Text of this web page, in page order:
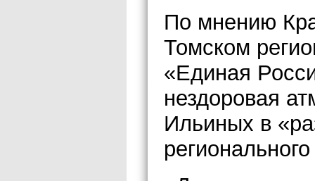
По мнению
Томском
«Единая
нездоровая
Ильиных в